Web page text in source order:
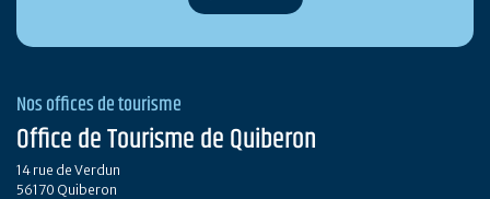
Nos offices de tourisme
Office de Tourisme de Quiberon
14 rue de Verdun
56170 Quiberon